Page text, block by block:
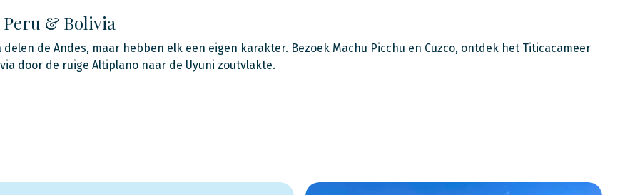
& Bolivia
delen de Andes, maar hebben elk een eigen karakter. Bezoek Machu Picchu en Cuzco, ontdek het Titicacameer
door de ruige Altiplano naar de Uyuni zoutvlakte.